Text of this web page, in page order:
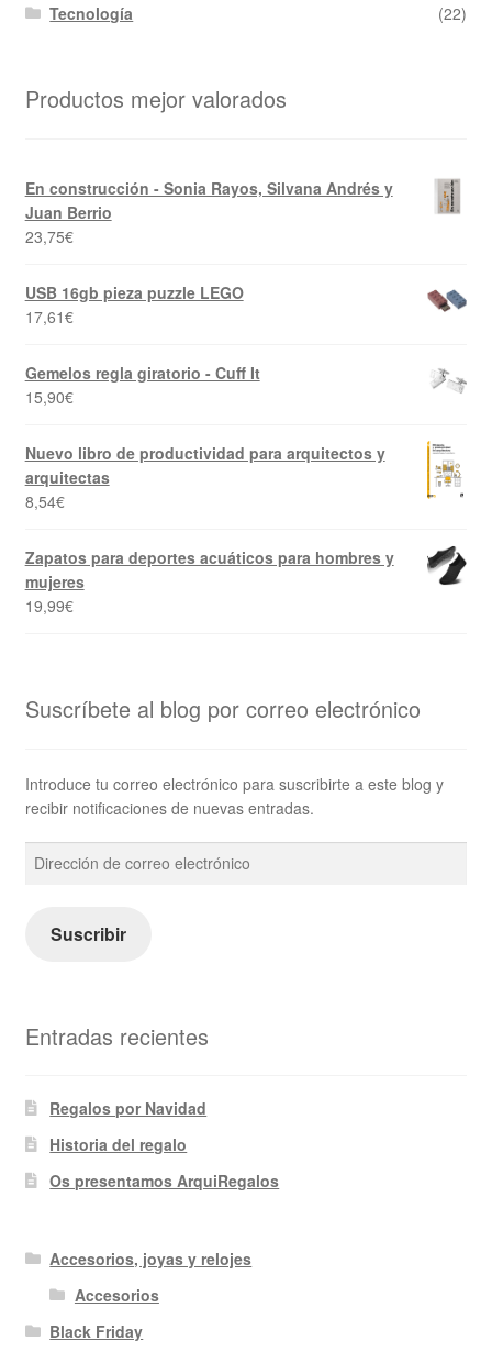
Tecnología
(22)
Productos mejor valorados
En construcción - Sonia Rayos, Silvana Andrés y
Juan Berrio
23,75€
USB 16gb pieza puzzle LEGO
17,61€
Gemelos regla giratorio - Cuff It
15,90€
Nuevo libro de productividad para arquitectos y
arquitectas
8,54€
Zapatos para deportes acuáticos para hombres y
mujeres
19,99€
Suscríbete al blog por correo electrónico
Introduce tu correo electrónico para suscribirte a este blog y
recibir notificaciones de nuevas entradas.
Dirección
de
electrónico
Suscribir
Entradas recientes
Regalos por Navidad
Historia del regalo
Os presentamos ArquiRegalos
Accesorios, joyas y relojes
Accesorios
Black Friday